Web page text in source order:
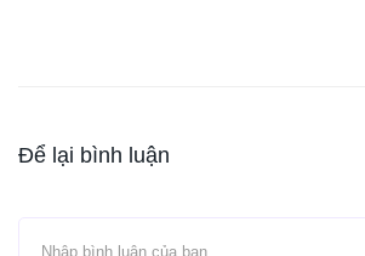
Để lại bình luận